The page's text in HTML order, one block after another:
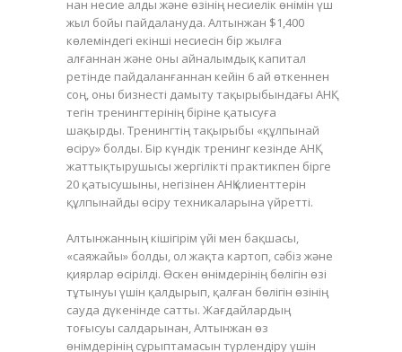
нан несие алды және өзінің несиелік өнімін үш
жыл бойы пайдалануда. Алтынжан $1,400
көлеміндегі екінші несиесін бір жылға
алғаннан және оны айналымдық капитал
ретінде пайдаланғаннан кейін 6 ай өткеннен
соң, оны бизнесті дамыту тақырыбындағы АНҚ
тегін тренингтерінің біріне қатысуға
шақырды. Тренингтің тақырыбы «құлпынай
өсіру» болды. Бір күндік тренинг кезінде АНҚ
жаттықтырушысы жергілікті практикпен бірге
20 қатысушыны, негізінен АНҚ клиенттерін
құлпынайды өсіру техникаларына үйретті.
Алтынжанның кішігірім үйі мен бақшасы,
«саяжайы» болды, ол жақта картоп, сәбіз және
қиярлар өсірілді. Өскен өнімдерінің бөлігін өзі
тұтынуы үшін қалдырып, қалған бөлігін өзінің
сауда дүкенінде сатты. Жағдайлардың
тоғысуы салдарынан, Алтынжан өз
өнімдерінің сұрыптамасын түрлендіру үшін